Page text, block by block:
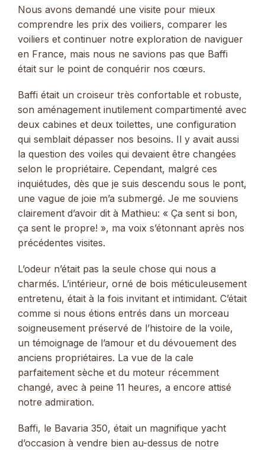
Nous avons demandé une visite pour mieux
comprendre les prix des voiliers, comparer les
voiliers et continuer notre exploration de naviguer
en France, mais nous ne savions pas que Baffi
était sur le point de conquérir nos cœurs.
Baffi était un croiseur très confortable et robuste,
son aménagement inutilement compartimenté avec
deux cabines et deux toilettes, une configuration
qui semblait dépasser nos besoins. Il y avait aussi
la question des voiles qui devaient être changées
selon le propriétaire. Cependant, malgré ces
inquiétudes, dès que je suis descendu sous le pont,
une vague de joie m’a submergé. Je me souviens
clairement d’avoir dit à Mathieu: « Ça sent si bon,
ça sent le propre! », ma voix s’étonnant après nos
précédentes visites.
L’odeur n’était pas la seule chose qui nous a
charmés. L’intérieur, orné de bois méticuleusement
entretenu, était à la fois invitant et intimidant. C’était
comme si nous étions entrés dans un morceau
soigneusement préservé de l’histoire de la voile,
un témoignage de l’amour et du dévouement des
anciens propriétaires. La vue de la cale
parfaitement sèche et du moteur récemment
changé, avec à peine 11 heures, a encore attisé
notre admiration.
Baffi, le Bavaria 350, était un magnifique yacht
d’occasion à vendre bien au-dessus de notre